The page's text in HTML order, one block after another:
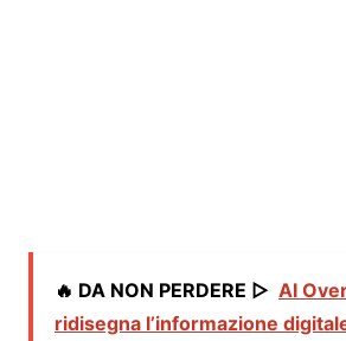
🔥 DA NON PERDERE ▷ AI
ridisegna l’informazione